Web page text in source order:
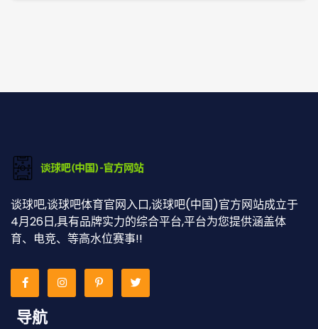
谈球吧,谈球吧体育官网入口,谈球吧(中国)官方网站成立于
4月26日,具有品牌实力的综合平台,平台为您提供涵盖体
育、电竞、等高水位赛事!!
导航